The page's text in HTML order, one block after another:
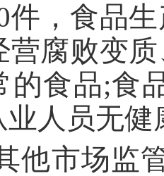
件，食品
营腐败变
的食品;食
人员无健
他市场监